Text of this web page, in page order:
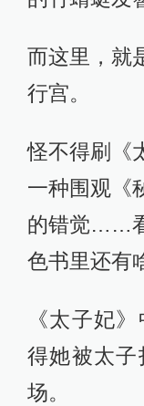
而这里，就
行宫。
怪不得刷《
一种围观《
的错觉……
色书里还有
《太子妃
得她被太
场。